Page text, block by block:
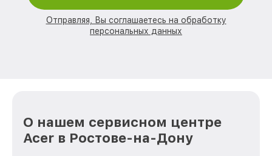
Отправляя, Вы соглашаетесь на обработку
персональных данных
О нашем сервисном центре
Acer в Ростове-на-Дону